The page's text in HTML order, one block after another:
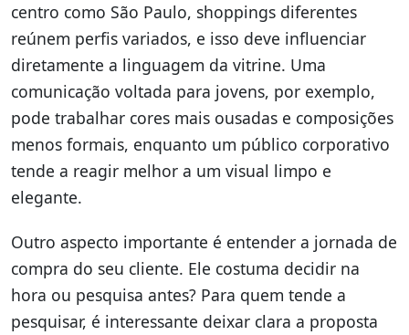
centro como São Paulo, shoppings diferentes
reúnem perfis variados, e isso deve influenciar
diretamente a linguagem da vitrine. Uma
comunicação voltada para jovens, por exemplo,
pode trabalhar cores mais ousadas e composições
menos formais, enquanto um público corporativo
tende a reagir melhor a um visual limpo e
elegante.
Outro aspecto importante é entender a jornada de
compra do seu cliente. Ele costuma decidir na
hora ou pesquisa antes? Para quem tende a
pesquisar, é interessante deixar clara a proposta